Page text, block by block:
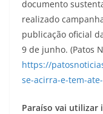
documento
realizado
publicação oficial
9 de junho. (Patos
https://
se-acirra-e-tem-
Paraíso vai utilizar